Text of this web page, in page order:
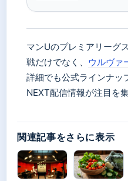
マンUのプレミアリーグ
戦だけでなく、 ウルヴァ
詳細でも公式ラインナッ
NEXT配信情報が注目を
関連記事をさらに表示